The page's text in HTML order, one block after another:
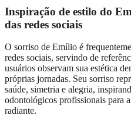
Inspiração de estilo do
das redes sociais
O sorriso de Emílio é
redes sociais, servindo de
usuários observam sua estética
próprias jornadas. Seu sorriso
saúde, simetria e alegria,
odontológicos profissionais para
radiante.